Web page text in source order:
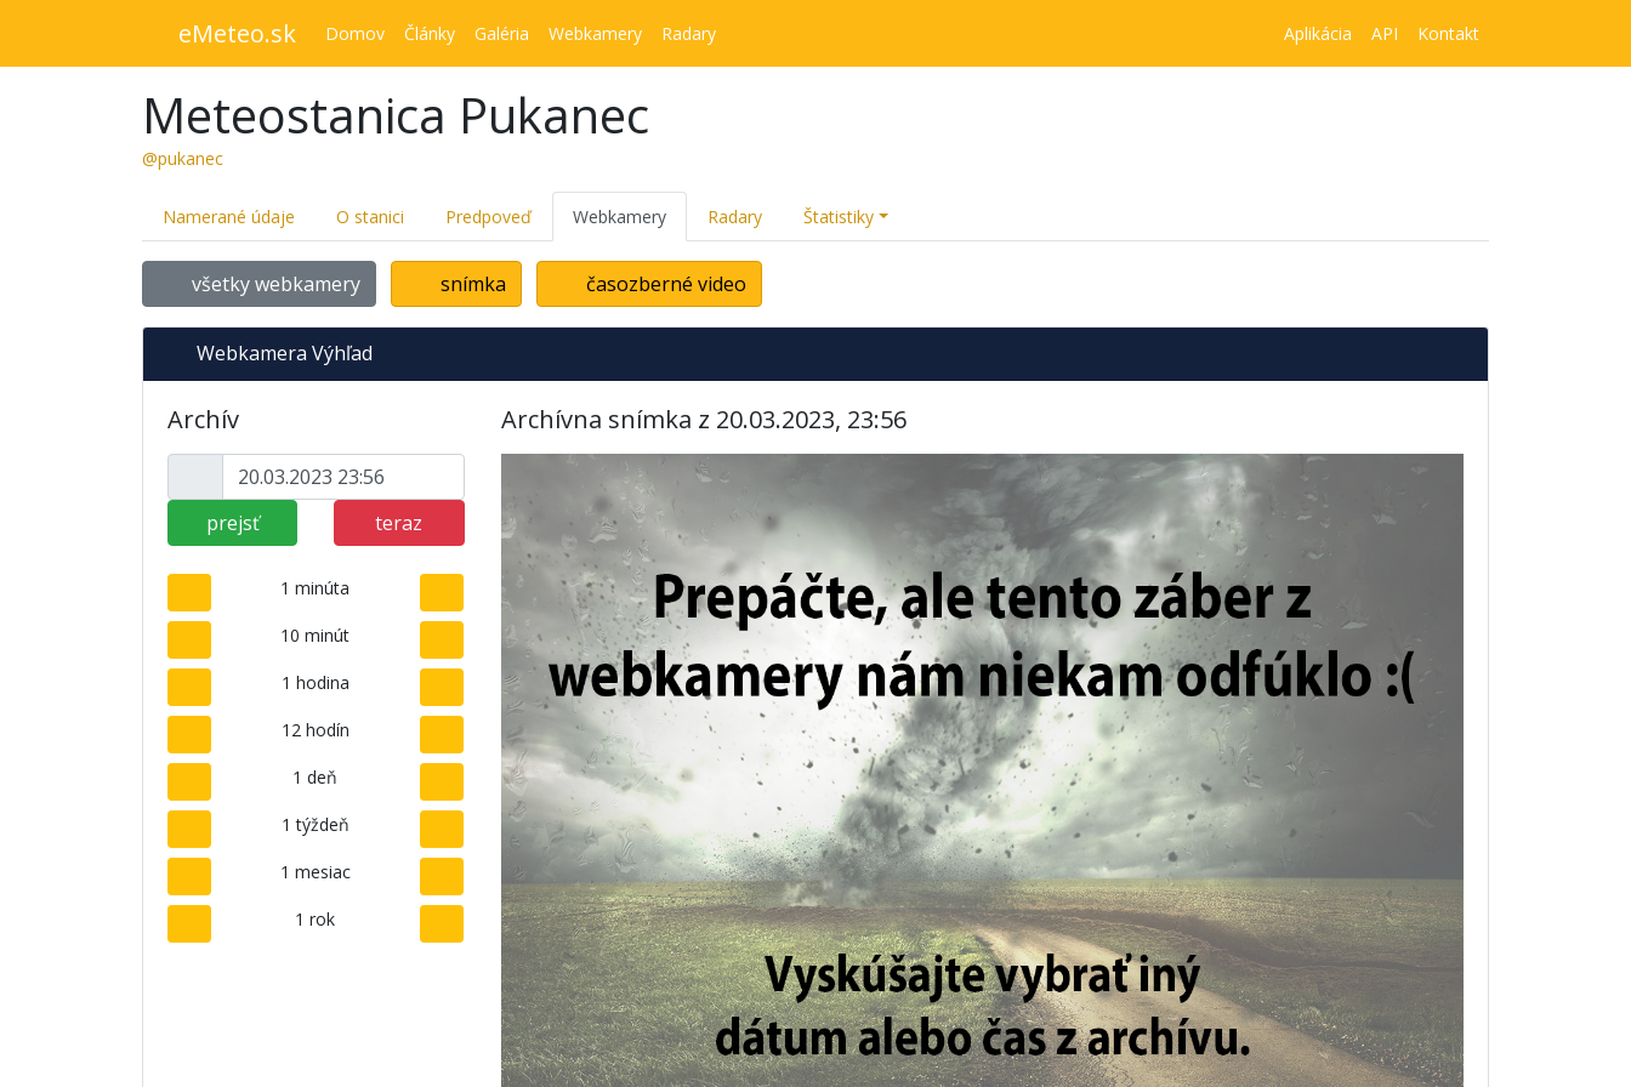
eMeteo.sk Domov Články Galéria Webkamery Radary Aplikácia API Kontakt
Meteostanica Pukanec
@pukanec
Namerané údaje O stanici Predpoveď Webkamery Radary Štatistiky
všetky webkamery snímka časozberné video
Webkamera Výhľad
Archív
prejsť teraz
1 minúta
10 minút
1 hodina
12 hodín
1 deň
1 týždeň
1 mesiac
1 rok
Archívna snímka z 20.03.2023, 23:56